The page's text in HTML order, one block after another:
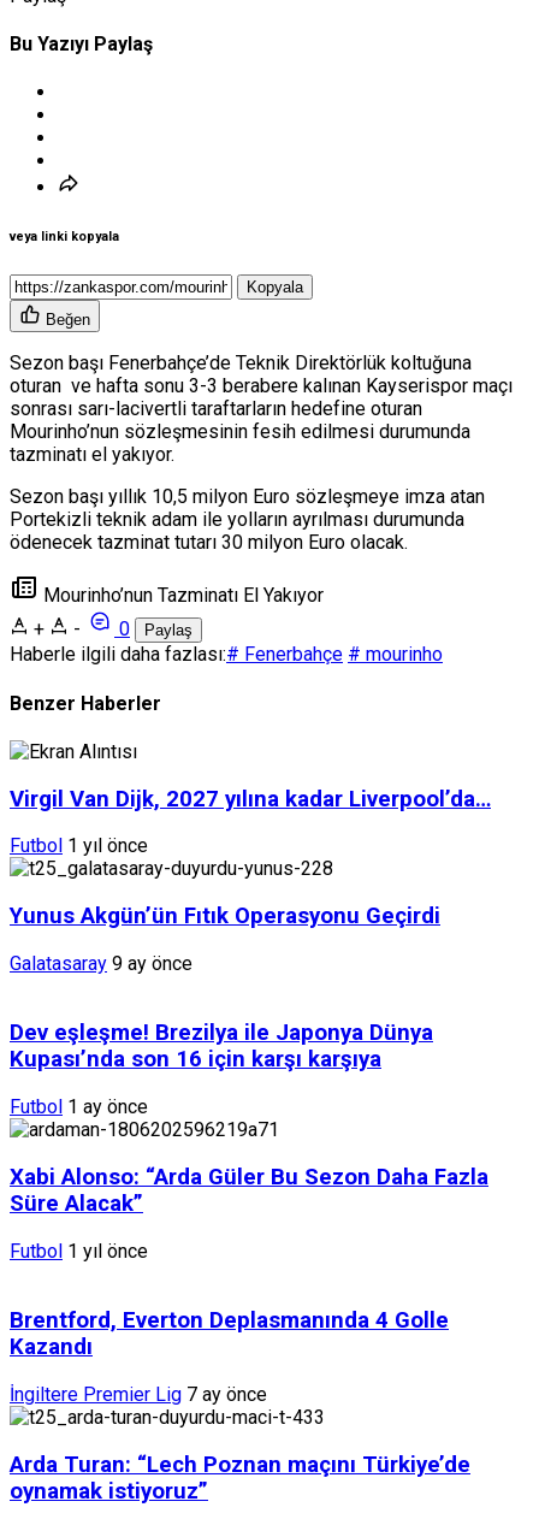
Bu Yazıyı Paylaş
veya linki kopyala
Kopyala
Beğen
Sezon başı Fenerbahçe’de Teknik Direktörlük koltuğuna
oturan ve hafta sonu 3-3 berabere kalınan Kayserispor maçı
sonrası sarı-lacivertli taraftarların hedefine oturan
Mourinho’nun sözleşmesinin fesih edilmesi durumunda
tazminatı el yakıyor.
Sezon başı yıllık 10,5 milyon Euro sözleşmeye imza atan
Portekizli teknik adam ile yolların ayrılması durumunda
ödenecek tazminat tutarı 30 milyon Euro olacak.
Mourinho’nun Tazminatı El Yakıyor
+
- 0 Paylaş
Haberle ilgili daha fazlası:# Fenerbahçe # mourinho
Benzer Haberler
Virgil Van Dijk, 2027 yılına kadar Liverpool’da…
Futbol 1 yıl önce
Yunus Akgün’ün Fıtık Operasyonu Geçirdi
Galatasaray 9 ay önce
Dev eşleşme! Brezilya ile Japonya Dünya
Kupası’nda son 16 için karşı karşıya
Futbol 1 ay önce
Xabi Alonso: “Arda Güler Bu Sezon Daha Fazla
Süre Alacak”
Futbol 1 yıl önce
Brentford, Everton Deplasmanında 4 Golle
Kazandı
İngiltere Premier Lig 7 ay önce
Arda Turan: “Lech Poznan maçını Türkiye’de
oynamak istiyoruz”